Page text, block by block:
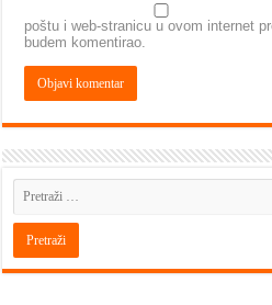
poštu i web-stranicu u ovom internet
budem komentirao.